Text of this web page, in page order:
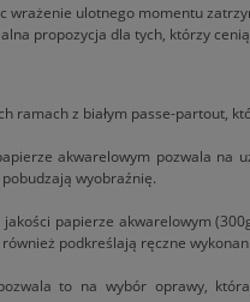
wrażenie ulotnego momentu
propozycja dla tych, którzy
ramach z białym passe-partout,
akwarelowym pozwala na
wyobraźnię.
papierze akwarelowym
podkreślają ręczne
to na wybór oprawy,